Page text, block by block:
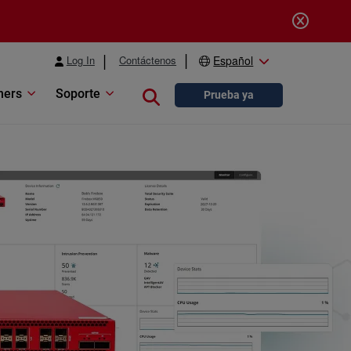
Log In Contáctenos Español
Soporte Close searchPrueba ya